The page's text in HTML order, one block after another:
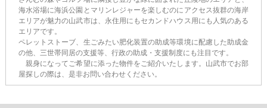
海水浴場に海浜公園とマリンレジャーを楽しむのにアクセス抜群の海岸
エリアが魅力の山武市は、永住用にもセカンドハウス用にも人気のある
エリアです。
ペレットストーブ、生ごみたい肥化装置の助成等環境に配慮した助成金
の他、三世帯同居の支援等、行政の助成・支援制度にも注目です。
親身になってご希望に添った物件をご紹介いたします。山武市でお部
屋探しの際は、是非お問い合わせください。